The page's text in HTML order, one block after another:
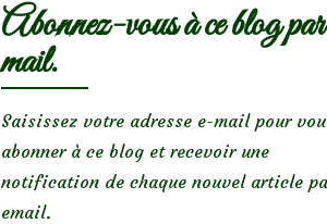
Abonnez-vous à ce blog
mail.
Saisissez votre adresse e-mail pour
abonner à ce blog et recevoir une
notification de chaque nouvel article
email.